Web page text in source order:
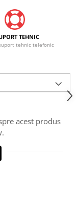
TEHNIC
tehnic telefonic
acest produs